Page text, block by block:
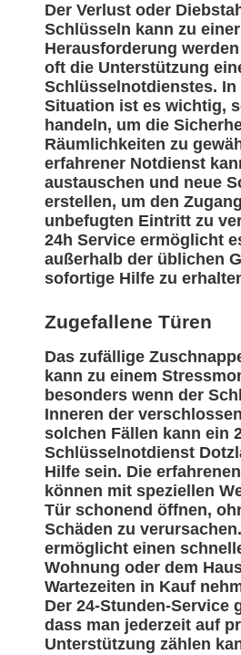
Der Verlust oder
Schlüsseln kann zu
Herausforderung
oft die Unterstützung
Schlüsselnotdienstes.
Situation ist es wichtig,
handeln, um die
Räumlichkeiten zu
erfahrener Notdienst
austauschen und neue
erstellen, um den
unbefugten Eintritt zu
24h Service ermöglicht
außerhalb der üblichen
sofortige Hilfe zu
Zugefallene Türen
Das zufällige
kann zu einem
besonders wenn der
Inneren der
solchen Fällen kann ein
Schlüsselnotdienst
Hilfe sein. Die
können mit speziellen
Tür schonend öffnen,
Schäden zu
ermöglicht einen
Wohnung oder dem
Wartezeiten in Kauf
Der 24-Stunden-Service
dass man jederzeit auf
Unterstützung zählen